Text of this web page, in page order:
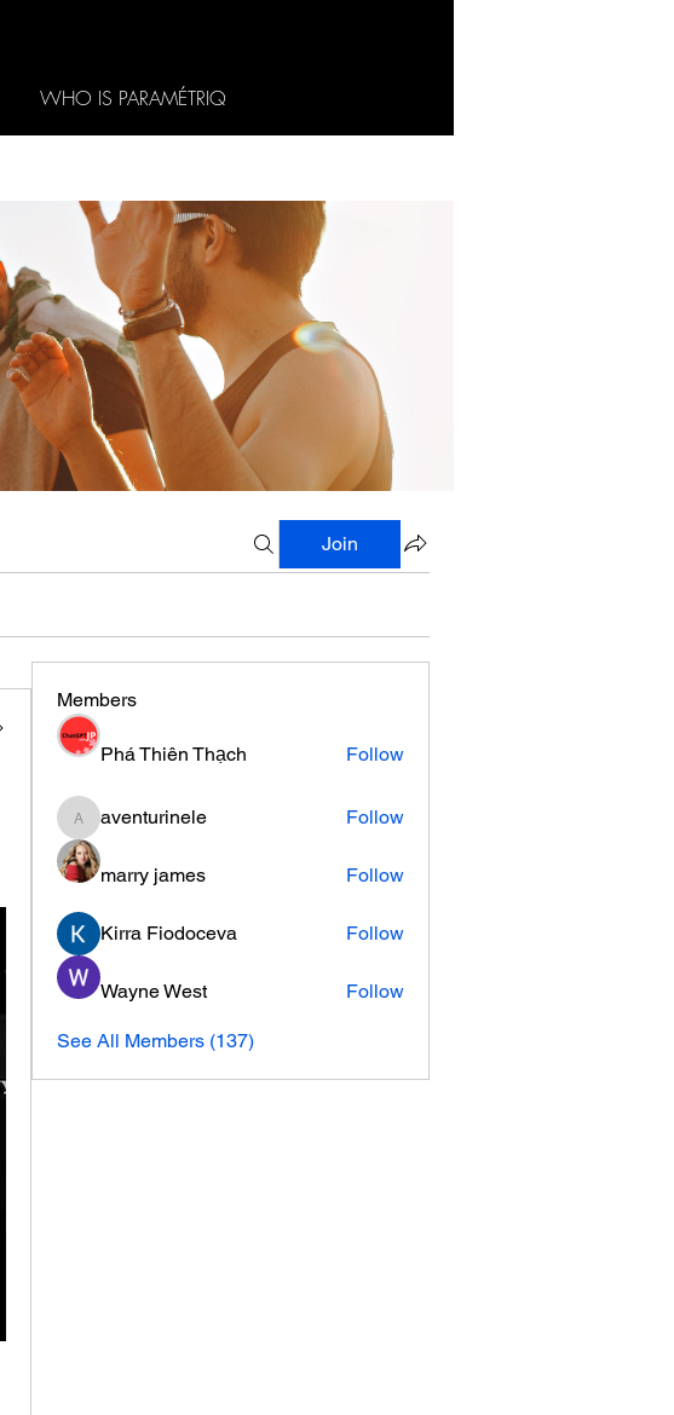
WHO IS PARAMÉTRIQ
Join
Members
Phá Thiên Thạch Follow
aventurinele
aventurinele Follow
marry james Follow
Kirra Fiodoceva Follow
Wayne West Follow
See All Members (137)